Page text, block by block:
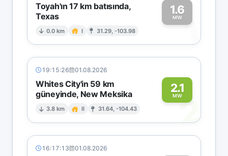
Toyah'ın 17 km batısında,
Texas
0.0 km I 31.29, -103.98
1.6
MW1
19:15:26 01.08.2026
Whites City'in 59 km
güneyinde, New Meksika
3.8 km II 31.64, -104.43
2.1
MW2
16:17:13 01.08.2026